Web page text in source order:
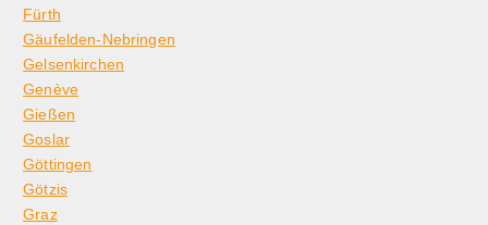
Fürth
Gäufelden-Nebringen
Gelsenkirchen
Genève
Gießen
Goslar
Göttingen
Götzis
Graz